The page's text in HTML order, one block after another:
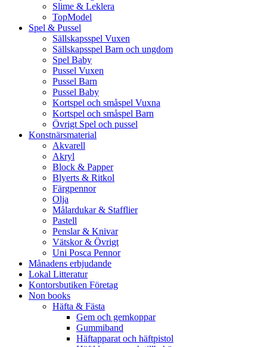
Slime & Leklera
TopModel
Spel & Pussel
Sällskapsspel Vuxen
Sällskapsspel Barn och ungdom
Spel Baby
Pussel Vuxen
Pussel Barn
Pussel Baby
Kortspel och småspel Vuxna
Kortspel och småspel Barn
Övrigt Spel och pussel
Konstnärsmaterial
Akvarell
Akryl
Block & Papper
Blyerts & Ritkol
Färgpennor
Olja
Målardukar & Stafflier
Pastell
Penslar & Knivar
Vätskor & Övrigt
Uni Posca Pennor
Månadens erbjudande
Lokal Litteratur
Kontorsbutiken Företag
Non books
Häfta & Fästa
Gem och gemkoppar
Gummiband
Häftapparat och häftpistol